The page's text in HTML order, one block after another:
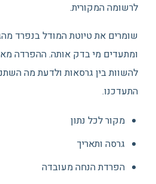
לרשומה המקורית.
שומרים את טיוטת המודל בנפרד
ומתעדים מי בדק אותה. ההפרדה
להשוות בין גרסאות ולדעת מה
התעדכנו.
מקור לכל נתון
גרסה ותאריך
הפרדת הנחה מעובדה